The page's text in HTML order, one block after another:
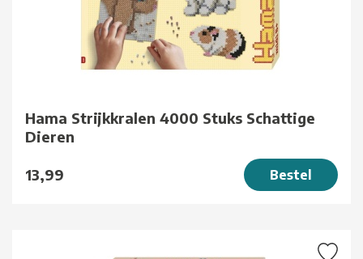
Hama Strijkkralen 4000 Stuks Schattige
Dieren
13,99 Bestel